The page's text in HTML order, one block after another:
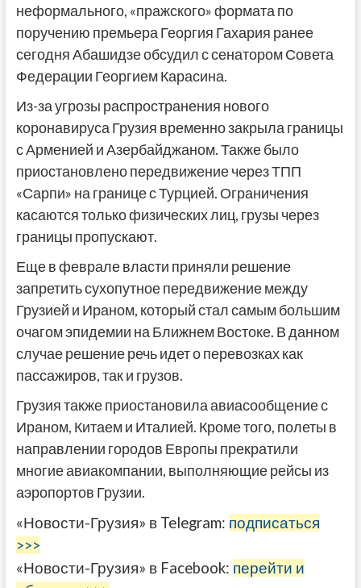
неформального, «пражского» формата по
поручению премьера Георгия Гахария ранее
сегодня Абашидзе обсудил с сенатором Совета
Федерации Георгием Карасина.
Из-за угрозы распространения нового
коронавируса Грузия временно закрыла границы
с Арменией и Азербайджаном. Также было
приостановлено передвижение через ТПП
«Сарпи» на границе с Турцией. Ограничения
касаются только физических лиц, грузы через
границы пропускают.
Еще в феврале власти приняли решение
запретить сухопутное передвижение между
Грузией и Ираном, который стал самым большим
очагом эпидемии на Ближнем Востоке. В данном
случае решение речь идет о перевозках как
пассажиров, так и грузов.
Грузия также приостановила авиасообщение с
Ираном, Китаем и Италией. Кроме того, полеты в
направлении городов Европы прекратили
многие авиакомпании, выполняющие рейсы из
аэропортов Грузии.
«Новости-Грузия» в Telegram: подписаться
>>>
«Новости-Грузия» в Facebook: перейти и